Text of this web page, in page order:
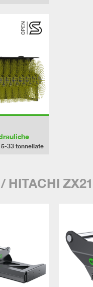
5-33tonnellate
HITACHI